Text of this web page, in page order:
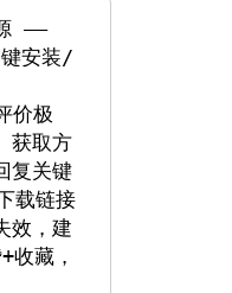
——
安装/
价极
获取方
复关键
载链接
效，建
收藏，